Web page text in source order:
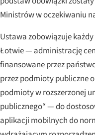
Ministrów w oczekiwaniu
Ustawa zobowiązuje
Łotwie — administrację
finansowane przez
przez podmioty publiczne
podmioty w rozszerzonej
publicznego“ — do
aplikacji mobilnych do